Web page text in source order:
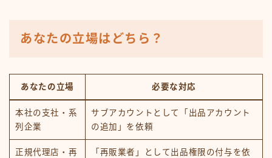
あなたの立場はどちら？
あなたの立場 必要な対応
本社の支社・系
列企業
サブアカウントとして「出品アカウント
の追加」を依頼
正規代理店・再
「再販業者」として出品権限の付与を依